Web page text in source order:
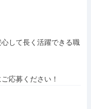
して長く活躍できる職
応募ください！